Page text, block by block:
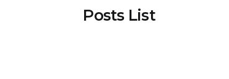
Posts List